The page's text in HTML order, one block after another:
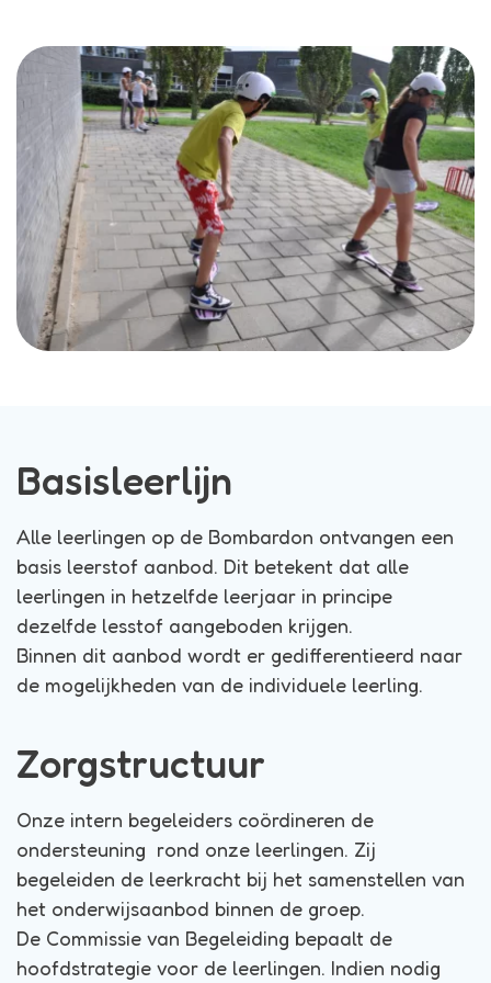
Basisleerlijn
Alle leerlingen op de Bombardon ontvangen een
basis leerstof aanbod. Dit betekent dat alle
leerlingen in hetzelfde leerjaar in principe
dezelfde lesstof aangeboden krijgen.
Binnen dit aanbod wordt er gedifferentieerd naar
de mogelijkheden van de individuele leerling.
Zorgstructuur
Onze intern begeleiders coördineren de
ondersteuning rond onze leerlingen. Zij
begeleiden de leerkracht bij het samenstellen van
het onderwijsaanbod binnen de groep.
De Commissie van Begeleiding bepaalt de
hoofdstrategie voor de leerlingen. Indien nodig